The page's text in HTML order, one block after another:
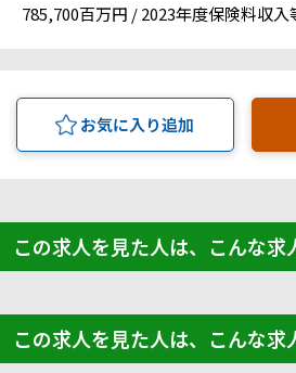
785,700百万円 / 2023年度保険料収入
お気に入り追加
この求人を見た人は、こんな求
この求人を見た人は、こんな求